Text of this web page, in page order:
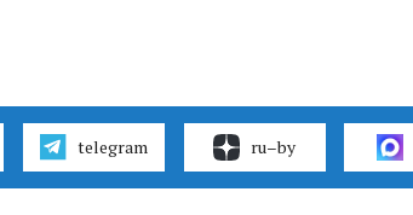
telegram ru–by